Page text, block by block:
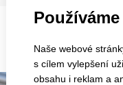
Naše webové
s cílem vylepšení
obsahu i reklam a